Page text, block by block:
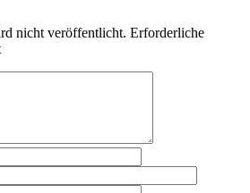
nicht veröffentlicht. Erforderliche